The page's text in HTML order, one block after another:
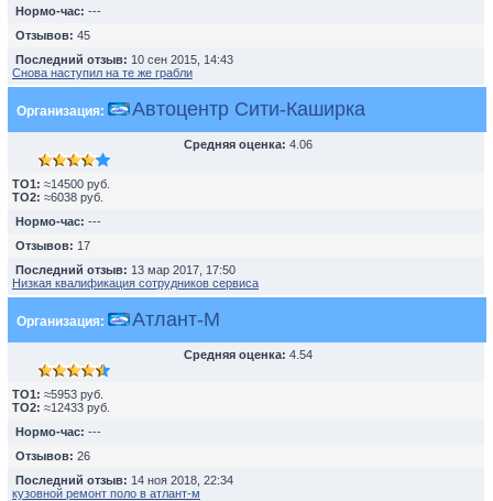
Нормо-час: ---
Отзывов: 45
Последний отзыв: 10 сен 2015, 14:43
Снова наступил на те же грабли
Организация: Автоцентр Сити-Каширка
Средняя оценка: 4.06
TO1: ≈14500 руб.
TO2: ≈6038 руб.
Нормо-час: ---
Отзывов: 17
Последний отзыв: 13 мар 2017, 17:50
Низкая квалификация сотрудников сервиса
Организация: Атлант-М
Средняя оценка: 4.54
TO1: ≈5953 руб.
TO2: ≈12433 руб.
Нормо-час: ---
Отзывов: 26
Последний отзыв: 14 ноя 2018, 22:34
кузовной ремонт поло в атлант-м